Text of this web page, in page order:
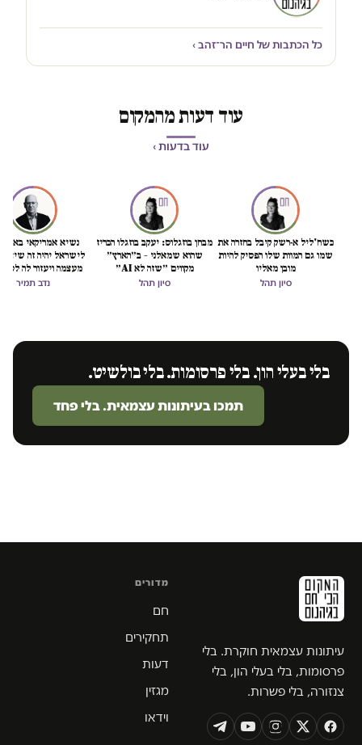
כל הכתבות של חיים הר־זהב ›
עוד דעות מהמקום
עוד בדעות ›
כשח'ליל א-רשק קיבל בחזרה את
שמו גם המוות שלו הפסיק להיות
מובן מאליו
סיון תהל
מבחן בוזגלוס: יעקב בוזגלו הכריז
שהוא שמאלני – ב״הארץ״
מקווים ״שזה לא AI״
סיון תהל
נשיא אמריקאי באמת
לישראל יהיה זה
מעצמה ויעזור לה
הכיבוש
נדב תמיר
בלי בעלי הון. בלי פרסומות. בלי בולשיט.
תמכו בעיתונות עצמאית. בלי פחד
עיתונות עצמאית חוקרת. בלי
פרסומות, בלי בעלי הון, בלי
צנזורה, בלי פשרות.
מדורים
חם
תחקירים
דעות
מגזין
וידאו